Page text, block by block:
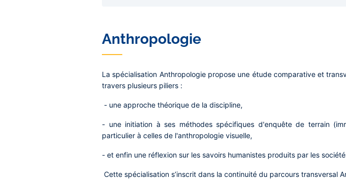
Anthropologie
La spécialisation Anthropologie propose une étude comparative et
travers plusieurs piliers :
- une approche théorique de la discipline,
- une initiation à ses méthodes spécifiques d'enquête de terrain
particulier à celles de l'anthropologie visuelle,
- et enfin une réflexion sur les savoirs humanistes produits par les
Cette spécialisation s’inscrit dans la continuité du parcours transversal